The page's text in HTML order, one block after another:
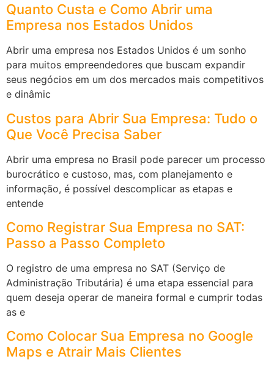
Quanto Custa e Como Abrir uma
Empresa nos Estados Unidos
Abrir uma empresa nos Estados Unidos é um sonho
para muitos empreendedores que buscam expandir
seus negócios em um dos mercados mais competitivos
e dinâmic
Custos para Abrir Sua Empresa: Tudo o
Que Você Precisa Saber
Abrir uma empresa no Brasil pode parecer um processo
burocrático e custoso, mas, com planejamento e
informação, é possível descomplicar as etapas e
entende
Como Registrar Sua Empresa no SAT:
Passo a Passo Completo
O registro de uma empresa no SAT (Serviço de
Administração Tributária) é uma etapa essencial para
quem deseja operar de maneira formal e cumprir todas
as e
Como Colocar Sua Empresa no Google
Maps e Atrair Mais Clientes